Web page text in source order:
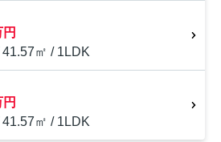
41.57㎡ / 1LDK
41.57㎡ / 1LDK